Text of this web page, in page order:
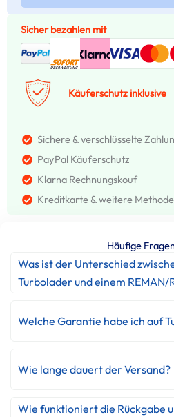
Sicher bezahlen mit
Käuferschutz inklusive
Sichere & verschlüsselte
PayPal Käuferschutz
Klarna Rechnungskouf
Kreditkarte & weitere
Häufige
Was ist der Unterschied
Turbolader und einem REMAN/
Welche Garantie habe ich auf
Wie lange dauert der Versand?
Wie funktioniert die Rückgabe